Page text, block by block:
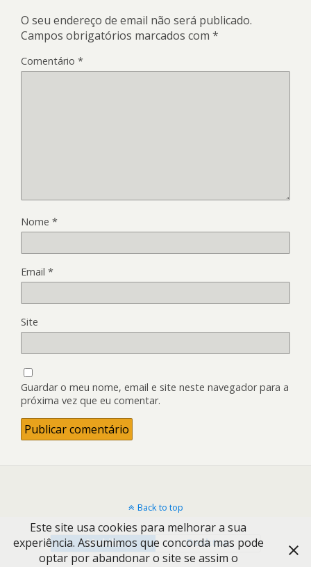
O seu endereço de email não será publicado.
Campos obrigatórios marcados com *
Comentário *
Nome *
Email *
Site
Guardar o meu nome, email e site neste navegador para a
próxima vez que eu comentar.
Back to top
Mobile Desktop
Este site usa cookies para melhorar a sua
experiência. Assumimos que concorda mas pode
optar por abandonar o site se assim o